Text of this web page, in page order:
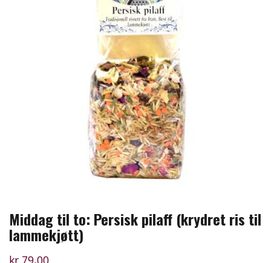
Middag til to: Persisk pilaff (krydret ris til
lammekjøtt)